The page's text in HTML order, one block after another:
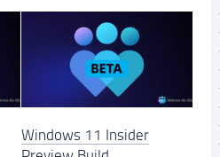
Windows 11 Insider